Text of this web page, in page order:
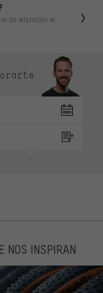
de atención al
NOS INSPIRAN